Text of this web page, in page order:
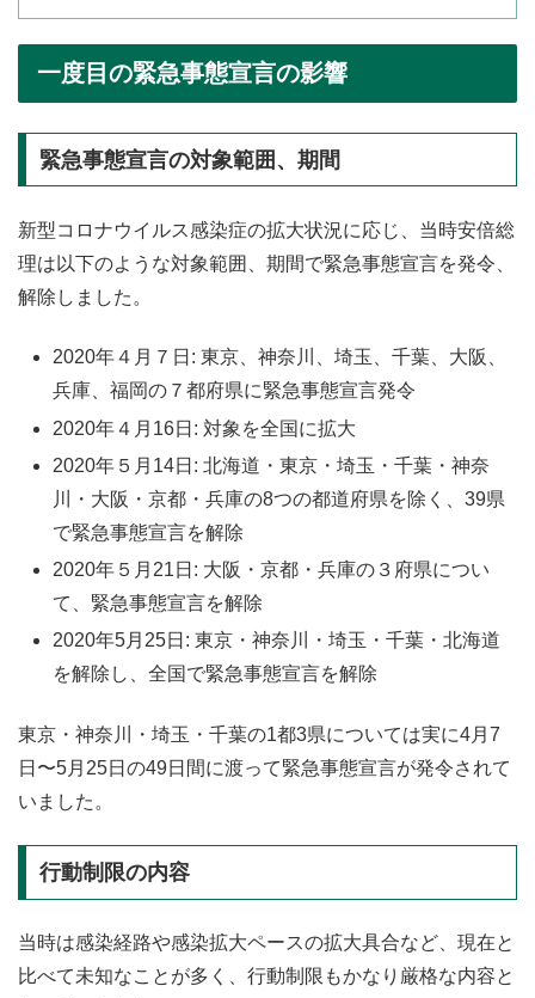
一度目の緊急事態宣言の影響
緊急事態宣言の対象範囲、期間
新型コロナウイルス感染症の拡大状況に応じ、当時安倍総
理は以下のような対象範囲、期間で緊急事態宣言を発令、
解除しました。
2020年４月７日: 東京、神奈川、埼玉、千葉、大阪、
兵庫、福岡の７都府県に緊急事態宣言発令
2020年４月16日: 対象を全国に拡大
2020年５月14日: 北海道・東京・埼玉・千葉・神奈
川・大阪・京都・兵庫の8つの都道府県を除く、39県
で緊急事態宣言を解除
2020年５月21日: 大阪・京都・兵庫の３府県につい
て、緊急事態宣言を解除
2020年5月25日: 東京・神奈川・埼玉・千葉・北海道
を解除し、全国で緊急事態宣言を解除
東京・神奈川・埼玉・千葉の1都3県については実に4月7
日〜5月25日の49日間に渡って緊急事態宣言が発令されて
いました。
行動制限の内容
当時は感染経路や感染拡大ペースの拡大具合など、現在と
比べて未知なことが多く、行動制限もかなり厳格な内容と